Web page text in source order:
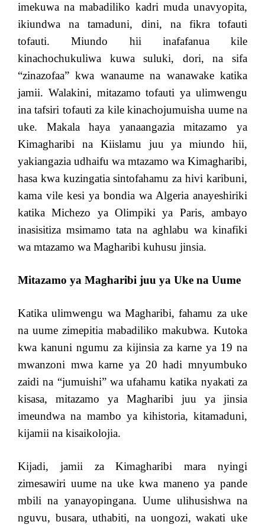
imekuwa na mabadiliko kadri muda unavyopita,
ikiundwa na tamaduni, dini, na fikra tofauti
tofauti. Miundo hii inafafanua kile
kinachochukuliwa kuwa suluki, dori, na sifa
“zinazofaa” kwa wanaume na wanawake katika
jamii. Walakini, mitazamo tofauti ya ulimwengu
ina tafsiri tofauti za kile kinachojumuisha uume na
uke. Makala haya yanaangazia mitazamo ya
Kimagharibi na Kiislamu juu ya miundo hii,
yakiangazia udhaifu wa mtazamo wa Kimagharibi,
hasa kwa kuzingatia sintofahamu za hivi karibuni,
kama vile kesi ya bondia wa Algeria anayeshiriki
katika Michezo ya Olimpiki ya Paris, ambayo
inasisitiza msimamo tata na aghlabu wa kinafiki
wa mtazamo wa Magharibi kuhusu jinsia.
Mitazamo ya Magharibi juu ya Uke na Uume
Katika ulimwengu wa Magharibi, fahamu za uke
na uume zimepitia mabadiliko makubwa. Kutoka
kwa kanuni ngumu za kijinsia za karne ya 19 na
mwanzoni mwa karne ya 20 hadi mnyumbuko
zaidi na “jumuishi” wa ufahamu katika nyakati za
kisasa, mitazamo ya Magharibi juu ya jinsia
imeundwa na mambo ya kihistoria, kitamaduni,
kijamii na kisaikolojia.
Kijadi, jamii za Kimagharibi mara nyingi
zimesawiri uume na uke kwa maneno ya pande
mbili na yanayopingana. Uume ulihusishwa na
nguvu, busara, uthabiti, na uongozi, wakati uke